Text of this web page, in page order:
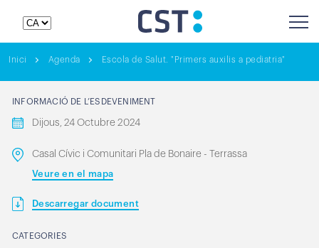
Inici Agenda Escola de Salut. "Primers auxilis a pediatria"
INFORMACIÓ DE L’ESDEVENIMENT
Dijous, 24 Octubre 2024
Casal Cívic i Comunitari Pla de Bonaire - Terrassa
Veure en el mapa
Descarregar document
CATEGORIES